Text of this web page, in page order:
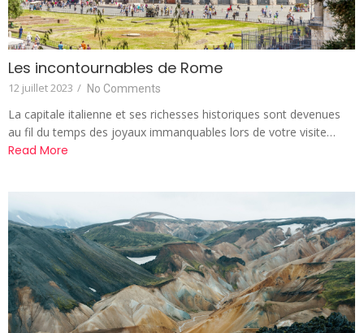
Les incontournables de Rome
12 juillet 2023 / No Comments
La capitale italienne et ses richesses historiques sont devenues
au fil du temps des joyaux immanquables lors de votre visite…
Read More